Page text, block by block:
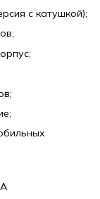
с катушкой);